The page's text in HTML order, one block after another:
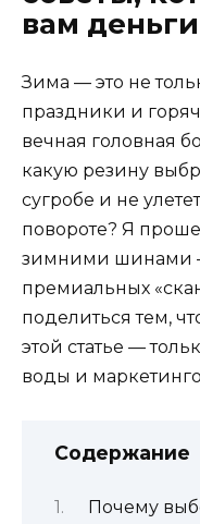
вам
Зима — это не
праздники и
вечная головная
какую резину
сугробе и не
повороте? Я
зимними шинами
премиальных
поделиться тем,
этой статье —
воды и
Содержание
Почему